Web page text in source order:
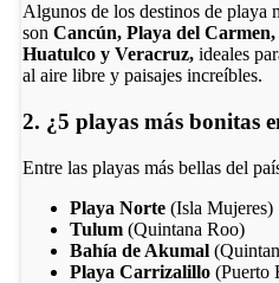
Algunos de los destinos de playa
son Cancún, Playa del
Huatulco y Veracruz,ideales
al aire libre y paisajes increíbles.
2. ¿5 playas más bonitas
Entre las playas más bellas del
Playa Norte(Isla Mujeres)
Tulum(Quintana Roo)
Bahía de Akumal
Playa Carrizalillo (Puerto